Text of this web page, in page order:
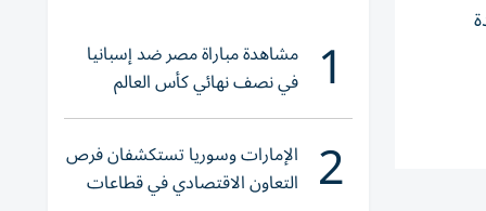
1 مشاهدة مباراة مصر ضد إسبانيا
في نصف نهائي كأس العالم
لناشئات اليد 2026
2 الإمارات وسوريا تستكشفان فرص
التعاون الاقتصادي في قطاعات